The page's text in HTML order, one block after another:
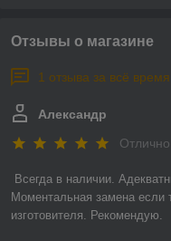
Отзывы о магазине
1 отзыва за всё время
Александр
Отлично
Всегда в наличии.
Моментальная замена если
изготовителя. Рекомендую.